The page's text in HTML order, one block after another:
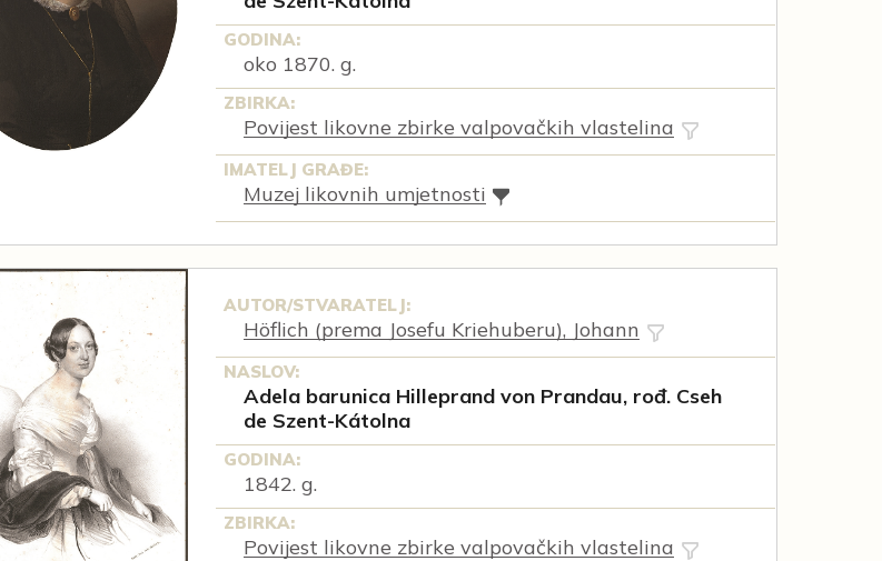
GODINA:
oko 1870. g.
ZBIRKA:
Povijest likovne zbirke valpovačkih vlastelina
IMATELJ GRAĐE:
Muzej likovnih umjetnosti
AUTOR/STVARATELJ:
Höflich (prema Josefu Kriehuberu), Johann
NASLOV:
Adela barunica Hilleprand von Prandau, rođ. Cseh
de Szent-Kátolna
GODINA:
1842. g.
ZBIRKA:
Povijest likovne zbirke valpovačkih vlastelina